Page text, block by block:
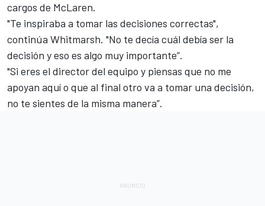
cargos de McLaren.
"Te inspiraba a tomar las decisiones correctas",
continúa Whitmarsh. "No te decía cuál debía ser la
decisión y eso es algo muy importante”.
"Si eres el director del equipo y piensas que no me
apoyan aquí o que al final otro va a tomar una decisión,
no te sientes de la misma manera”.